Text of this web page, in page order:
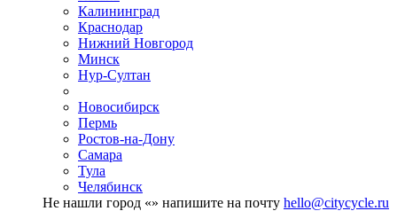
Калининград
Краснодар
Нижний Новгород
Минск
Нур-Султан
Новосибирск
Пермь
Ростов-на-Дону
Самара
Тула
Челябинск
Не нашли город «» напишите на почту hello@citycycle.ru